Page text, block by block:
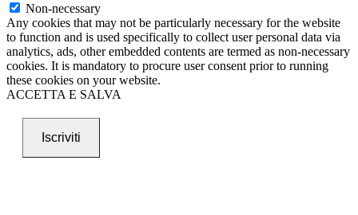
Non-necessary
Any cookies that may not be particularly necessary for the website
to function and is used specifically to collect user personal data via
analytics, ads, other embedded contents are termed as non-necessary
cookies. It is mandatory to procure user consent prior to running
these cookies on your website.
ACCETTA E SALVA
Iscriviti